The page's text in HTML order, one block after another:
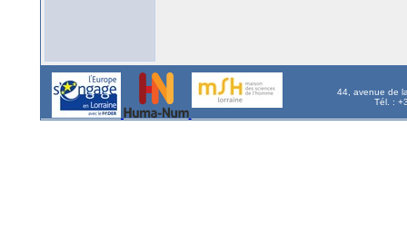
44, avenue de
Tél. :